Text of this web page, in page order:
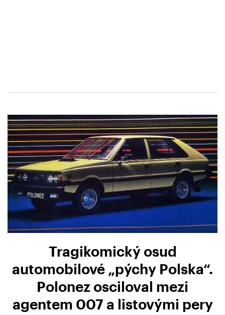
Tragikomický osud
automobilové „pýchy Polska“.
Polonez osciloval mezi
agentem 007 a listovými pery